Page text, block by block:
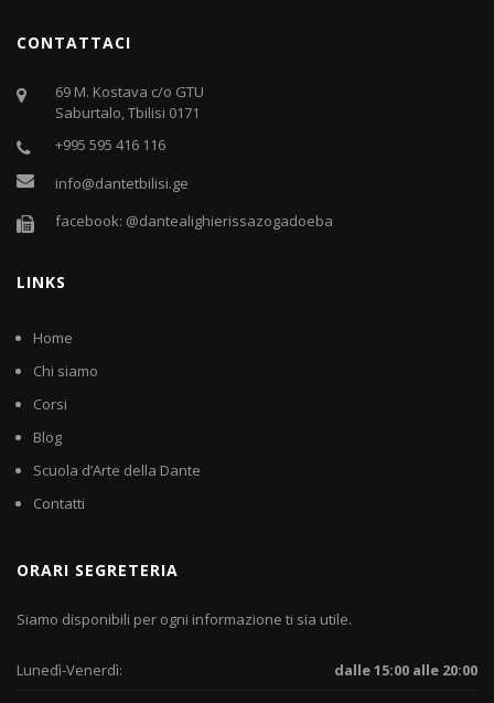
CONTATTACI
69 M. Kostava c/o GTU
Saburtalo, Tbilisi 0171
+995 595 416 116
info@dantetbilisi.ge
facebook: @dantealighierissazogadoeba
LINKS
Home
Chi siamo
Corsi
Blog
Scuola d’Arte della Dante
Contatti
ORARI SEGRETERIA
Siamo disponibili per ogni informazione ti sia utile.
Lunedì-Venerdì:
dalle 15:00 alle 20:00